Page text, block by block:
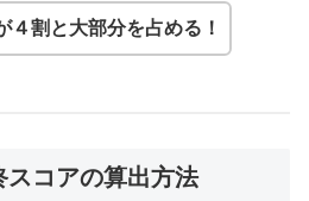
４割と大部分を占める！
コアの算出方法